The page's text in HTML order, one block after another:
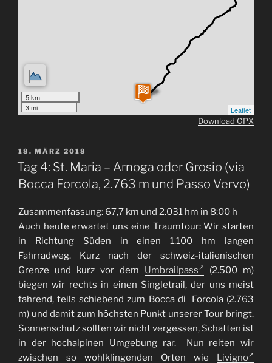
5 km
3 mi
Leaflet
Download GPX
VERÖFFENTLICHT
AM
18. MÄRZ 2018
Tag 4: St. Maria – Arnoga oder Grosio (via
Bocca Forcola, 2.763 m und Passo Vervo)
Zusammenfassung: 67,7 km und 2.031 hm in 8:00 h
Auch heute erwartet uns eine Traumtour: Wir starten
in Richtung Süden in einen 1.100 hm langen
Fahrradweg. Kurz nach der schweiz-italienischen
Grenze und kurz vor dem Umbrailpass
(2.500 m)
biegen wir rechts in einen Singletrail, der uns meist
fahrend, teils schiebend zum Bocca di Forcola (2.763
m) und damit zum höchsten Punkt unserer Tour bringt.
Sonnenschutz sollten wir nicht vergessen, Schatten ist
in der hochalpinen Umgebung rar. Nun reiten wir
zwischen so wohlklingenden Orten wie Livigno